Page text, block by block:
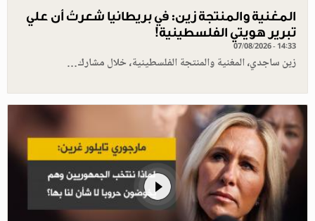
المغنية والمنتجة زين: في بريطانيا شعرتُ أن علي
تبرير هويتي الفلسطينية!
07/08/2026 - 14:33
زين ساجدي، المغنية والمنتجة الفلسطينية، خلال مشارك…